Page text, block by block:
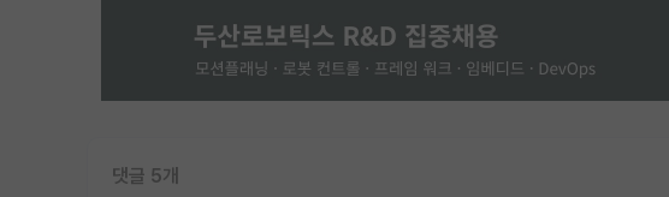
댓글 5개